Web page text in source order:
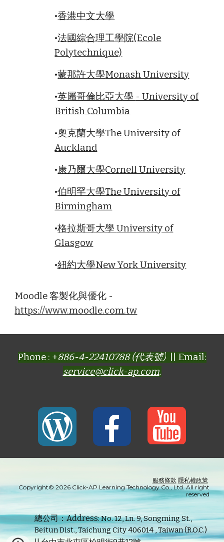
•香港中文大學
•法國綜合理工學院(Ecole
Polytechnique)
•蒙那許大學Monash University
•英屬哥倫比亞大學 - University of
British Columbia
•奧克蘭大學The University of
Auckland
•康乃爾大學Cornell University
•伯明罕大學The University of
Birmingham
•格拉斯哥大學University of
Glasgow
•紐約大學New York University
Moodle 客製化與優化 -
https://www.moodle.com.tw
Phone : +886-4-22410788 (代表號)|| Email:
service@click-ap.com.
服務條款 隱私權政策
Copyright© 2026 Click-AP Learning Technology Co., Ltd. All right
reserved
總公司：Address:No. 12, Ln. 9, Songming St.,
Beitun Dist., Taichung City 406014 , Taiwan (R.O.C.)